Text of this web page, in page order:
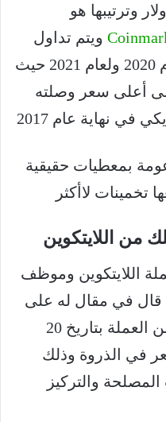
5.7 مليار دولار وترتيبها هو
ويتم تداول
بعض التوقعات السعرية لعام 2020 ولعام 2021 حيث
أعلى سعر وصلته
بمعطيات حقيقية
تخمينات لاأكثر
من اللايتكوين
اللايتكوين وموظف
في مقال له على
أنه باع كل ما يملك من العملة بتاريخ 20
السعر في الذروة وذلك
والتركيز